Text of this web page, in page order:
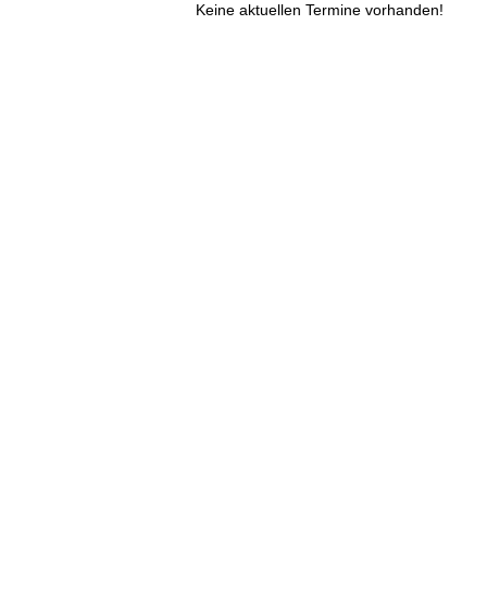
Keine aktuellen Termine vorhanden!